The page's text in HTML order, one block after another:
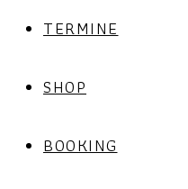
TERMINE
SHOP
BOOKING